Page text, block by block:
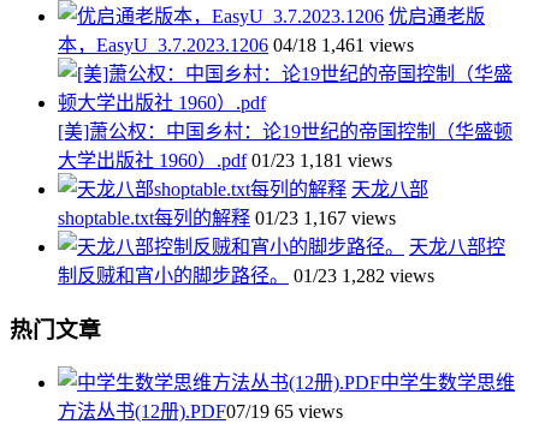
优启通老版
本，EasyU_3.7.2023.1206 04/18 1,461 views
[美]萧公权：中国乡村：论19世纪的帝国控制（华盛顿
大学出版社 1960）.pdf 01/23 1,181 views
天龙八部
shoptable.txt每列的解释 01/23 1,167 views
天龙八部控
制反贼和宵小的脚步路径。
01/23 1,282 views
热门文章
中学生数学思维
方法丛书(12册).PDF07/19 65 views